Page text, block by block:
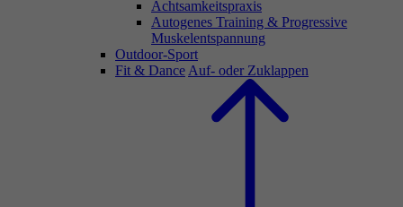
Achtsamkeitspraxis
Autogenes Training & Progressive
Muskelentspannung
Outdoor-Sport
Fit & Dance Auf- oder Zuklappen